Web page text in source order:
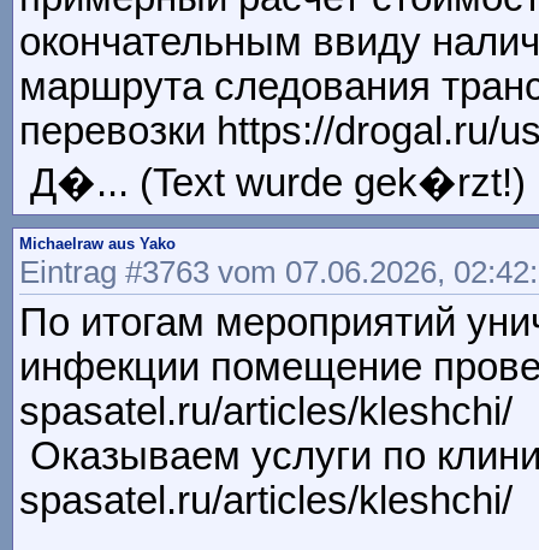
окончательным ввиду
маршрута следования
перевозки https://drogal.ru/
Д�... (Text wurde gek�rzt!)
Michaelraw aus Yako
Eintrag #3763 vom 07.06.2026,
По итогам мероприятий
инфекции помещение
spasatel.ru/articles/kleshchi/
Оказываем услуги по
spasatel.ru/articles/kleshchi/